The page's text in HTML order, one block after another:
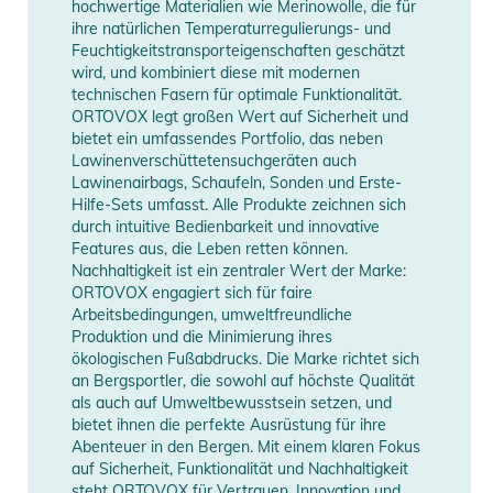
Eigenschaften:
- Weitenregulierbarer Bund
- 120 MERINO TEC Einsätze innen
- Oberschenkeltasche mit Eingriff-Erweiterung und rechts mit
zusätzlichem Leicht-Karabiner (LVS-Verlustschutz)
- Seitliche 2-Wege-Reißverschlüsse
- ORTOVOX Hosenträger (optional)
- Vorgeformter Kniebereich
- Kantenschutz mit Dyneema® CORDURA®
- Integrierte und weitenverstellbare Gamaschen
- Regular Fit
- Wasserdicht
- Winddicht
- Atmungsaktiv
- Weitenregulierbarer Bund
- Integrierte Gamaschen
- Beinbelüftung
hochwertige Materialien wie Merinowolle, die für
ihre natürlichen Temperaturregulierungs- und
Feuchtigkeitstransporteigenschaften geschätzt
wird, und kombiniert diese mit modernen
technischen Fasern für optimale Funktionalität.
ORTOVOX legt großen Wert auf Sicherheit und
bietet ein umfassendes Portfolio, das neben
Lawinenverschüttetensuchgeräten auch
Lawinenairbags, Schaufeln, Sonden und Erste-
Hilfe-Sets umfasst. Alle Produkte zeichnen sich
durch intuitive Bedienbarkeit und innovative
Features aus, die Leben retten können.
Nachhaltigkeit ist ein zentraler Wert der Marke:
ORTOVOX engagiert sich für faire
Arbeitsbedingungen, umweltfreundliche
Produktion und die Minimierung ihres
ökologischen Fußabdrucks. Die Marke richtet sich
an Bergsportler, die sowohl auf höchste Qualität
als auch auf Umweltbewusstsein setzen, und
bietet ihnen die perfekte Ausrüstung für ihre
Abenteuer in den Bergen. Mit einem klaren Fokus
auf Sicherheit, Funktionalität und Nachhaltigkeit